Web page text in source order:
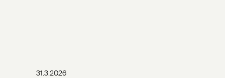
31.3.2026